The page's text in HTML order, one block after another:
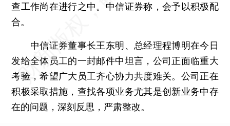
查工作尚在进行之中。中信证券称，会予以积极配
合。
中信证券董事长王东明、总经理程博明在今日
发给全体员工的一封邮件中坦言，公司正面临重大
考验，希望广大员工齐心协力共度难关。公司正在
积极采取措施，查找各项业务尤其是创新业务中存
在的问题，深刻反思，严肃整改。